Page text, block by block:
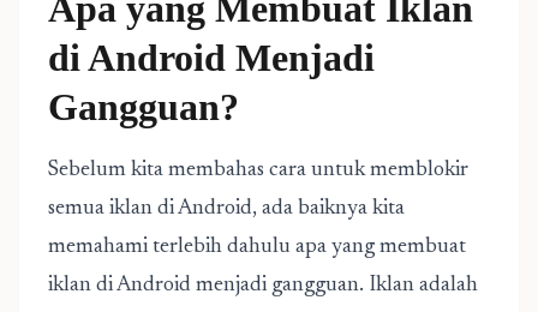
di Android Menjadi
Gangguan?
Sebelum kita membahas cara untuk memblokir
semua iklan di Android, ada baiknya kita
memahami terlebih dahulu apa yang membuat
iklan di Android menjadi gangguan. Iklan adalah